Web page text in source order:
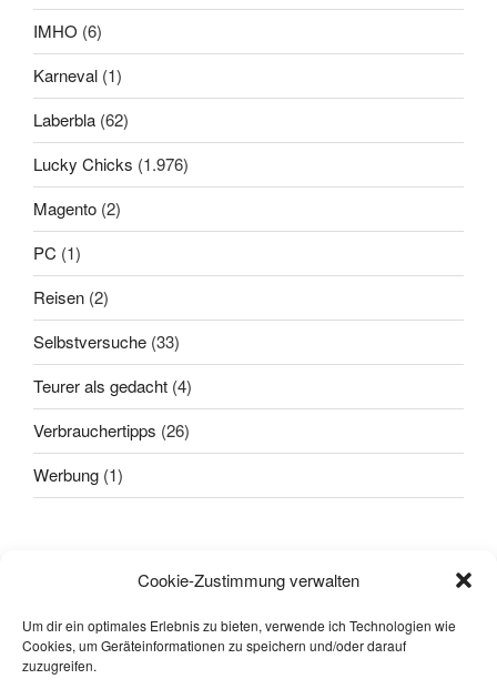
Cookie-Zustimmung verwalten
Um dir ein optimales Erlebnis zu bieten, verwende ich Technologien wie
Cookies, um Geräteinformationen zu speichern und/oder darauf
zuzugreifen.
IMHO (6)
Karneval (1)
Laberbla (62)
Lucky Chicks (1.976)
Magento (2)
PC (1)
Reisen (2)
Selbstversuche (33)
Teurer als gedacht (4)
Verbrauchertipps (26)
Werbung (1)
Dann kam einer, der wusste das